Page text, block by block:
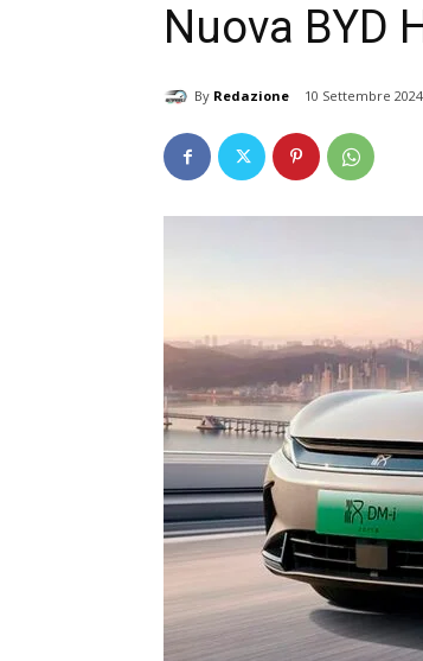
Nuova BYD
By Redazione 10 Settembre 2024